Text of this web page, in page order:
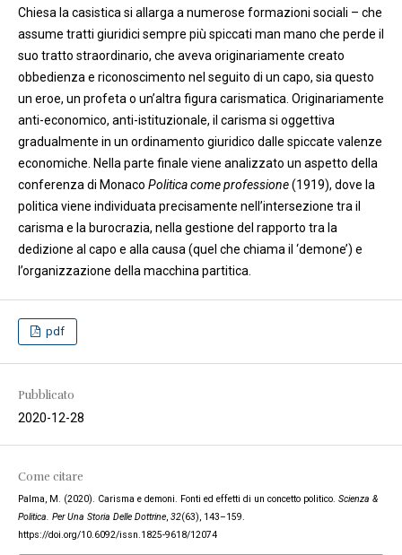
Chiesa la casistica si allarga a numerose formazioni sociali – che
assume tratti giuridici sempre più spiccati man mano che perde il
suo tratto straordinario, che aveva originariamente creato
obbedienza e riconoscimento nel seguito di un capo, sia questo
un eroe, un profeta o un’altra figura carismatica. Originariamente
anti-economico, anti-istituzionale, il carisma si oggettiva
gradualmente in un ordinamento giuridico dalle spiccate valenze
economiche. Nella parte finale viene analizzato un aspetto della
conferenza di Monaco Politica come professione(1919), dove la
politica viene individuata precisamente nell’intersezione tra il
carisma e la burocrazia, nella gestione del rapporto tra la
dedizione al capo e alla causa (quel che chiama il ‘demone’) e
l’organizzazione della macchina partitica.
pdf
Pubblicato
2020-12-28
Come citare
Palma, M. (2020). Carisma e demoni. Fonti ed effetti di un concetto politico. Scienza &
Politica. Per Una Storia Delle Dottrine, 32(63), 143–159.
https://doi.org/10.6092/issn.1825-9618/12074